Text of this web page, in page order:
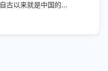
古以来就是中国的...